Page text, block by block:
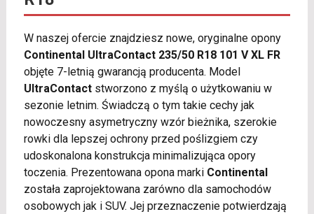
W naszej ofercie znajdziesz nowe, oryginalne opony
Continental UltraContact 235/50 R18 101 V XL FR
objęte 7-letnią gwarancją producenta. Model
UltraContactstworzono z myślą o użytkowaniu w
sezonie letnim. Świadczą o tym takie cechy jak
nowoczesny asymetryczny wzór bieżnika, szerokie
rowki dla lepszej ochrony przed poślizgiem czy
udoskonalona konstrukcja minimalizująca opory
toczenia. Prezentowana opona marki Continental
została zaprojektowana zarówno dla samochodów
osobowych jak i SUV. Jej przeznaczenie potwierdzają